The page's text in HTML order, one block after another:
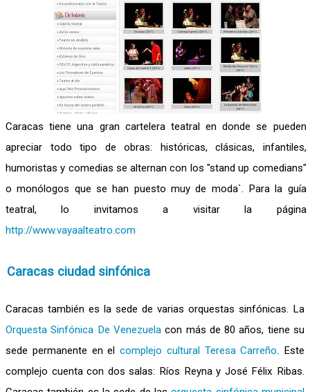
Caracas tiene una gran cartelera teatral en donde se pueden
apreciar todo tipo de obras: históricas, clásicas, infantiles,
humoristas y comedias se alternan con los "stand up comedians"
o monólogos que se han puesto muy de moda`. Para la guía
teatral, lo invitamos a visitar la página
http://www.vayaalteatro.com
Caracas ciudad sinfónica
Caracas también es la sede de varias orquestas sinfónicas. La
Orquesta Sinfónica De Venezuelacon más de 80 años, tiene su
sede permanente en el complejo cultural Teresa Carreño. Este
complejo cuenta con dos salas: Ríos Reyna y José Félix Ribas.